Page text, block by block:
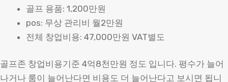
골프 용품: 1,200만원
pos: 무상 관리비 월2만원
전체 창업비용: 47,000만원 VAT별도
골프존 창업비용기준 4억8천만원 정도 입니다. 평수가 늘어
나거나 룸이 늘어난다면 비용도 더 늘어난다고 보시면 됩니